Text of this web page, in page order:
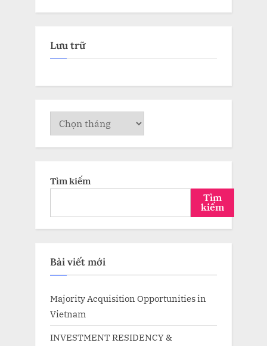
Lưu trữ
Lưu
trữ
Tìm kiếm
Tìm
kiếm
Bài viết mới
Majority Acquisition Opportunities in
Vietnam
INVESTMENT RESIDENCY &